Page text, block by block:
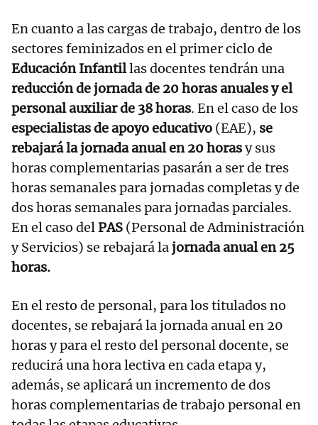
En cuanto a las cargas de trabajo, dentro de los
sectores feminizados en el primer ciclo de
Educación Infantillas docentes tendrán una
reducción de jornada de 20 horas anuales y el
personal auxiliar de 38 horas. En el caso de los
especialistas de apoyo educativo (EAE), se
rebajará la jornada anual en 20 horasy sus
horas complementarias pasarán a ser de tres
horas semanales para jornadas completas y de
dos horas semanales para jornadas parciales.
En el caso delPAS (Personal de Administración
y Servicios) se rebajará lajornada anual en 25
horas.
En el resto de personal, para los titulados no
docentes, se rebajará la jornada anual en 20
horas y para el resto del personal docente, se
reducirá una hora lectiva en cada etapa y,
además, se aplicará un incremento de dos
horas complementarias de trabajo personal en